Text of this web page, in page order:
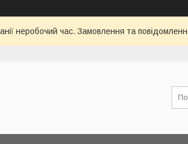
неробочий час. Замовлення та